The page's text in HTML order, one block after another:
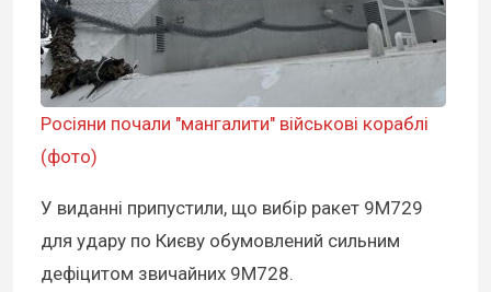
Росіяни почали "мангалити" військові кораблі
(фото)
У виданні припустили, що вибір ракет 9М729
для удару по Києву обумовлений сильним
дефіцитом звичайних 9М728.